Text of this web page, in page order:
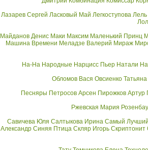
Лазарев Сергей Ласковый Май Легкоступова Лель
Майданов Денис Маки Максим Маленький Принц
Машина Времени Меладзе Валерий Мираж
На-На Народные Нарцисс Пьер Натали
Обломов Вася Овсиенко Татьяна
Песняры Петросов Арсен Пирожков Артур
Ржевская Мария
Савичева Юля Салтыкова Ирина Самый
Александр Синяя Птица Скляр Игорь Скриптонит